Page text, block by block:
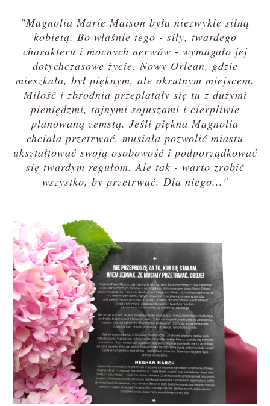
"Magnolia Marie Maison była niezwykle silną
kobietą. Bo właśnie tego - siły, twardego
charakteru i mocnych nerwów - wymagało jej
dotychczasowe życie. Nowy Orlean, gdzie
mieszkała, był pięknym, ale okrutnym miejscem.
Miłość i zbrodnia przeplatały się tu z dużymi
pieniędzmi, tajnymi sojuszami i cierpliwie
planowaną zemstą. Jeśli piękna Magnolia
chciała przetrwać, musiała pozwolić miastu
ukształtować swoją osobowość i podporządkować
się twardym regułom. Ale tak - warto zrobić
wszystko, by przetrwać. Dla niego..."